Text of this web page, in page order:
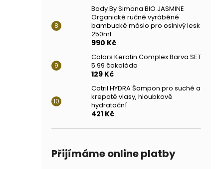
Body By Simona BIO JASMINE
Organické ručně vyráběné
bambucké máslo pro oslnivý lesk
250ml
990 Kč
Colors Keratin Complex Barva SET
5.99 čokoláda
129 Kč
Cotril HYDRA Šampon pro suché a
krepaté vlasy, hloubkově
hydratační
421 Kč
Přijímáme online platby